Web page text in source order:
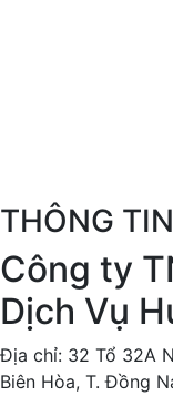
THÔNG
Công ty
Dịch Vụ
Địa chỉ: 32 Tổ 32A
Biên Hòa, T. Đồng